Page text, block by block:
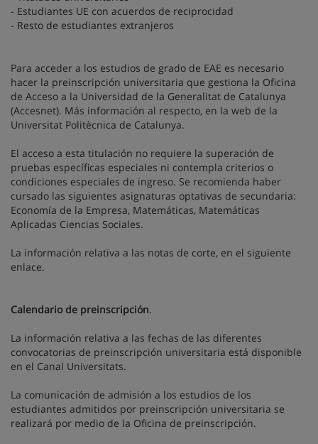
- Estudiantes UE con acuerdos de reciprocidad
- Resto de estudiantes extranjeros
Para acceder a los estudios de grado de EAE es necesario
hacer la preinscripción universitaria que gestiona la Oficina
de Acceso a la Universidad de la Generalitat de Catalunya
(Accesnet). Más información al respecto, en la web de la
Universitat Politècnica de Catalunya.
El acceso a esta titulación no requiere la superación de
pruebas específicas especiales ni contempla criterios o
condiciones especiales de ingreso. Se recomienda haber
cursado las siguientes asignaturas optativas de secundaria:
Economía de la Empresa, Matemáticas, Matemáticas
Aplicadas Ciencias Sociales.
La información relativa a las notas de corte, en el siguiente
enlace.
Calendario de preinscripción.
La información relativa a las fechas de las diferentes
convocatorias de preinscripción universitaria está disponible
en el Canal Universitats.
La comunicación de admisión a los estudios de los
estudiantes admitidos por preinscripción universitaria se
realizará por medio de la Oficina de preinscripción.